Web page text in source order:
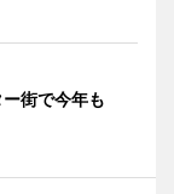
街で今年も